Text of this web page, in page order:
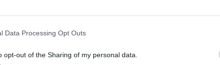
Data Processing Opt Outs
opt-out of the Sharing of my personal data.
uzspiest uz saites un uzzināt vairāk par
vien šīs ziņas vēsta par it kā neatmaksātu
vai beigušos apdrošināšanu. Latvijā šādi piemēri
VID EDS, Latvijas Pasta u.c. institūciju
bailes šādā brīdī var novest pie impulsīvas